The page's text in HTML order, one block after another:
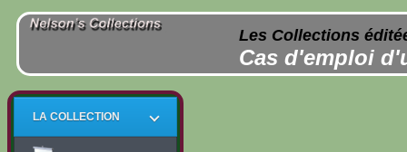
Les Collections
Cas d'emploi
LA COLLECTION